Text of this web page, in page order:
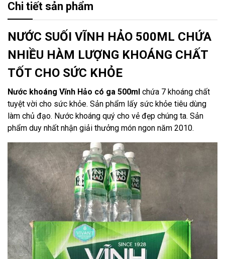
Chi tiết sản phẩm
NƯỚC SUỐI VĨNH HẢO 500ML CHỨA
NHIỀU HÀM LƯỢNG KHOÁNG CHẤT
TỐT CHO SỨC KHỎE
Nước khoáng Vĩnh Hảo có ga 500ml chứa 7 khoáng chất
tuyệt vời cho sức khỏe. Sản phẩm lấy sức khỏe tiêu dùng
làm chủ đạo. Nước khoáng quý cho vẻ đẹp chúng ta. Sản
phẩm duy nhất nhận giải thưởng món ngon năm 2010.